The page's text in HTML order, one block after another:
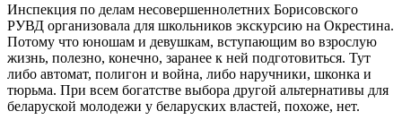
Инспекция по делам несовершеннолетних Борисовского
РУВД организовала для школьников экскурсию на Окрестина.
Потому что юношам и девушкам, вступающим во взрослую
жизнь, полезно, конечно, заранее к ней подготовиться. Тут
либо автомат, полигон и война, либо наручники, шконка и
тюрьма. При всем богатстве выбора другой альтернативы для
беларуской молодежи у беларуских властей, похоже, нет.